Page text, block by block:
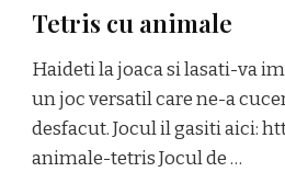
Tetris cu animale
Haideti la joaca si lasati-va
un joc versatil care ne-a
desfacut. Jocul il gasiti aici:
animale-tetris Jocul de …